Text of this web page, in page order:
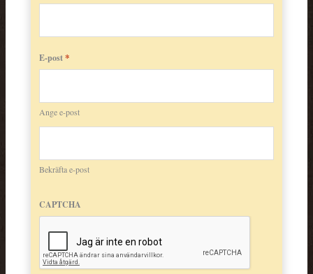
E-post*
Ange e-post
Bekräfta e-post
CAPTCHA